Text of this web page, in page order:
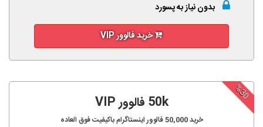
بدون نیاز به پسورد
خرید فالوور VIP
%30
50k فالوور VIP
خرید50,000فالوور اینستاگرام باکیفیت فوق العاده